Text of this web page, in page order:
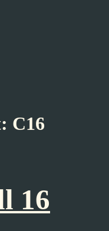
C16
16